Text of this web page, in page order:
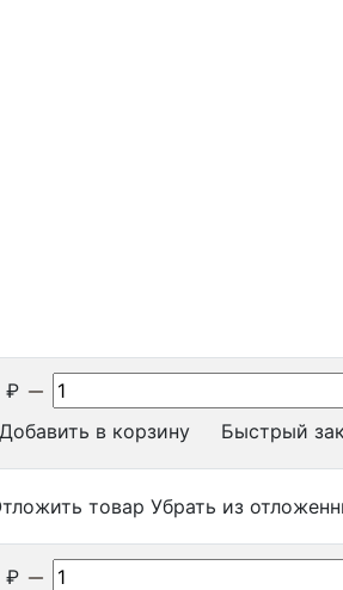
₽
Добавить в корзину
Быстрый
товар Убрать из
₽